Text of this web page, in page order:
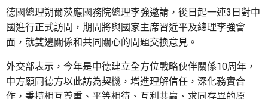
德國總理朔爾茨應國務院總理李強邀請，後日起一連3日對中
國進行正式訪問，期間將與國家主席習近平及總理李強會
面，就雙邊關係和共同關心的問題交換意見。
外交部表示，今年是中德建立全方位戰略伙伴關係10周年，
中方願同德方以此訪為契機，增進理解信任，深化務實合
作，秉持相互尊重、平等相待、互利共贏、求同存異的原